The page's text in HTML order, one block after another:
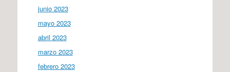
junio 2023
mayo 2023
abril 2023
marzo 2023
febrero 2023